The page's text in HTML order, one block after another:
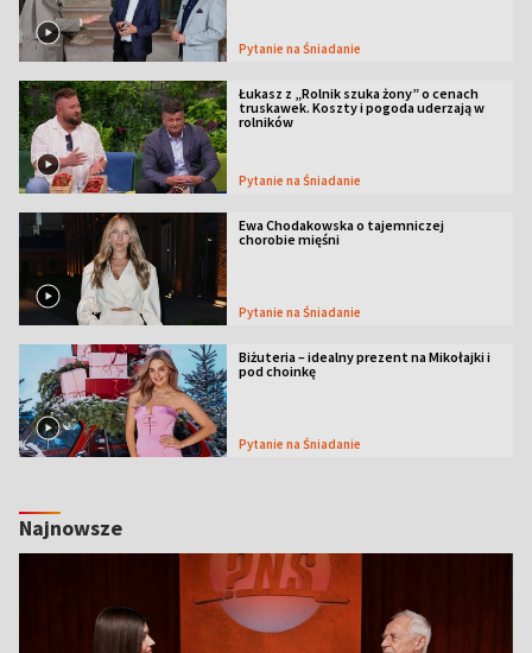
Pytanie na Śniadanie
Łukasz z „Rolnik szuka żony” o cenach
truskawek. Koszty i pogoda uderzają w
rolników
Pytanie na Śniadanie
Ewa Chodakowska o tajemniczej
chorobie mięśni
Pytanie na Śniadanie
Biżuteria – idealny prezent na Mikołajki i
pod choinkę
Pytanie na Śniadanie
Najnowsze